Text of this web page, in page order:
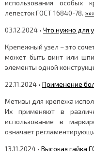
использования особых
лепесток ГОСТ 16840-78.
03.12.2024 • Что нужно для
Крепежный узел – это
может быть винт или
элементы одной
22.11.2024 • Применение
Метизы для крепежа
Их применяют в
использование в
означает
13.11.2024 • Высокая гайка